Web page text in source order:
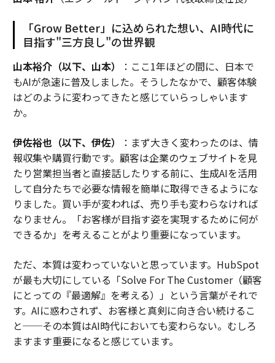
「Grow Better」に込められた想い、AI時代に
目指す"三方良し"の世界観
山本裕介（以下、山本）
：ここ1年ほどの間に、日本で
もAIが急速に普及しました。そうしたなかで、顧客体験
はどのように変わってきたと感じていらっしゃいます
か。
伊佐裕也（以下、伊佐）
：まず大きく変わったのは、情
報収集や購買行動です。顧客は企業のウェブサイトを見
たり営業担当者と直接話したりする前に、生成AIを活用
して自分たちで必要な情報を簡単に取得できるようにな
りました。買い手が変われば、売り手も変わらなければ
なりません。「お客様が目指す姿を実現するために何が
できるか」を考えることがより重要になっています。
ただ、本質は変わっていないと思っています。HubSpot
が最も大切にしている「Solve For The Customer（顧客
にとっての『最適解』を考える）」という言葉がそれで
す。AIに惑わされず、お客様と真剣に向き合い続けるこ
と──その本質はAI時代においても変わらない。むしろ
ますます重要になると感じています。